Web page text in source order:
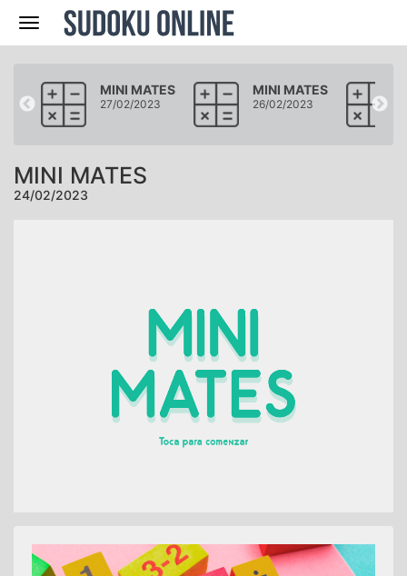
Navegación
MINI MATES
27/02/2023
MINI MATES
26/02/2023
MINI MATES
24/02/2023